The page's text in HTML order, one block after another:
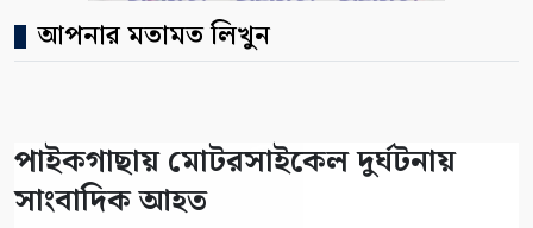
আপনার মতামত লিখুন
পাইকগাছায় মোটরসাইকেল দুর্ঘটনায়
সাংবাদিক আহত